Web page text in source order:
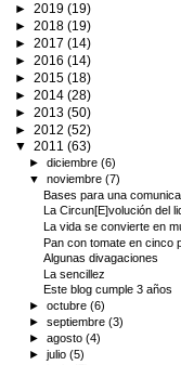
► 2019 (19)
► 2018 (19)
► 2017 (14)
► 2016 (14)
► 2015 (18)
► 2014 (28)
► 2013 (50)
► 2012 (52)
▼ 2011 (63)
►diciembre(6)
▼noviembre(7)
Bases para una
La Circun[E]volución del
La vida se convierte en
Pan con tomate en cinco
Algunas divagaciones
La sencillez
Este blog cumple 3 años
►octubre(6)
►septiembre(3)
►agosto(4)
►julio(5)